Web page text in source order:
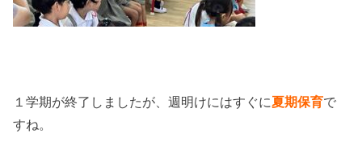
１学期が終了しましたが、週明けにはすぐに夏期保育で
すね。